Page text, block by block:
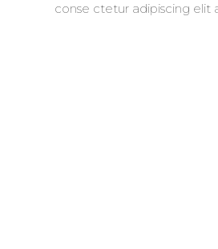
conse ctetur adipiscing elit